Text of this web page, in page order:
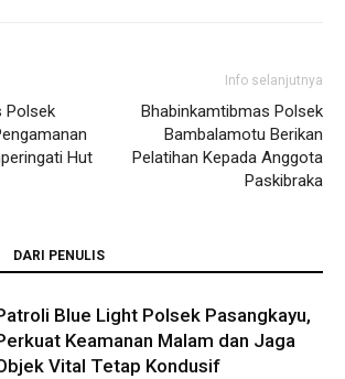
Polsek
Hut
Info selanjutnya
Bhabinkamtibmas Polsek
Bambalamotu Berikan
Pelatihan Kepada Anggota
Paskibraka
DARI PENULIS
Blue Light Polsek Pasangkayu,
Keamanan Malam dan Jaga
Vital Tetap Kondusif